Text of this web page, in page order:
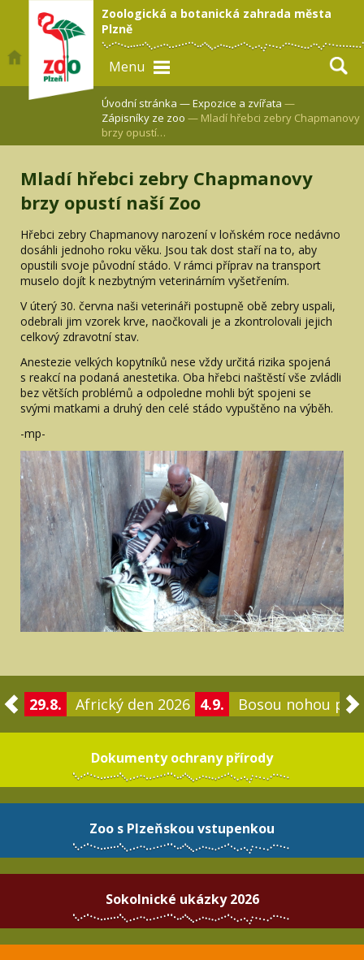
Zoologická a botanická zahrada města
Plzně
Menu
Úvodní stránka —Expozice a zvířata —
Zápisníky ze zoo — Mladí hřebci zebry Chapmanovy
brzy opustí…
Mladí hřebci zebry Chapmanovy
brzy opustí naší Zoo
Hřebci zebry Chapmanovy narození v loňském roce nedávno
dosáhli jednoho roku věku. Jsou tak dost staří na to, aby
opustili svoje původní stádo. V rámci příprav na transport
muselo dojít k nezbytným veterinárním vyšetřením.
V úterý 30. června naši veterináři postupně obě zebry uspali,
odebrali jim vzorek krve, naočkovali je a zkontrolovali jejich
celkový zdravotní stav.
Anestezie velkých kopytníků nese vždy určitá rizika spojená
s reakcí na podaná anestetika. Oba hřebci naštěstí vše zvládli
bez větších problémů a odpoledne mohli být spojeni se
svými matkami a druhý den celé stádo vypuštěno na výběh.
-mp-
29.8. Africký den 2026 4.9. Bosou nohou po
Dokumenty ochrany přírody
Zoo s Plzeňskou vstupenkou
Sokolnické ukázky 2026